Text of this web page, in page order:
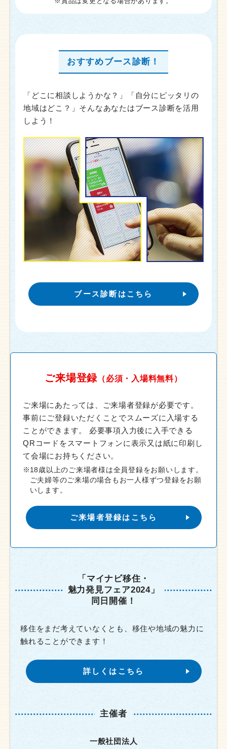
おすすめブース診断！
「どこに相談しようかな？」「自分にピッタリの
地域はどこ？」そんなあなたはブース診断を活用
しよう！
ブース診断はこちら
ご来場登録 （必須・入場料無料）
ご来場にあたっては、ご来場者登録が必要です。
事前にご登録いただくことでスムーズに入場する
ことができます。
必要事項入力後に入手できる
QRコードをスマートフォンに表示又は紙に印刷し
て会場にお持ちください。
18歳以上のご来場者様は全員登録をお願いします。
ご夫婦等のご来場の場合もお一人様ずつ登録をお願
いします。
ご来場者登録はこちら
「マイナビ移住・
魅力発見フェア2024」
同日開催！
移住をまだ考えていなくとも、移住や地域の魅力に
触れることができます！
詳しくはこちら
主催者
一般社団法人